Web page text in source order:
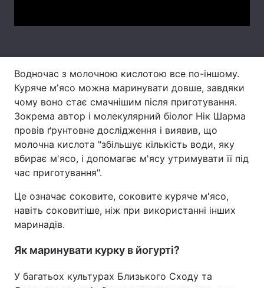
Водночас з молочною кислотою все по-іншому.
Куряче мʼясо можна маринувати довше, завдяки
чому воно стає смачнішим після приготування.
Зокрема автор і молекулярний біолог Нік Шарма
провів ґрунтовне дослідження і виявив, що
молочна кислота "збільшує кількість води, яку
вбирає м'ясо, і допомагає м'ясу утримувати її під
час приготування".
Це означає соковите, соковите куряче м'ясо,
навіть соковитіше, ніж при використанні інших
маринадів.
Як маринувати курку в йогурті?
У багатьох культурах Близького Сходу та